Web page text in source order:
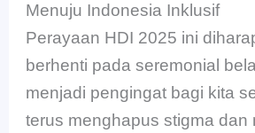
Menuju Indonesia Inklusif
Perayaan HDI 2025 ini
berhenti pada seremonial
menjadi pengingat bagi kita
terus menghapus stigma dan